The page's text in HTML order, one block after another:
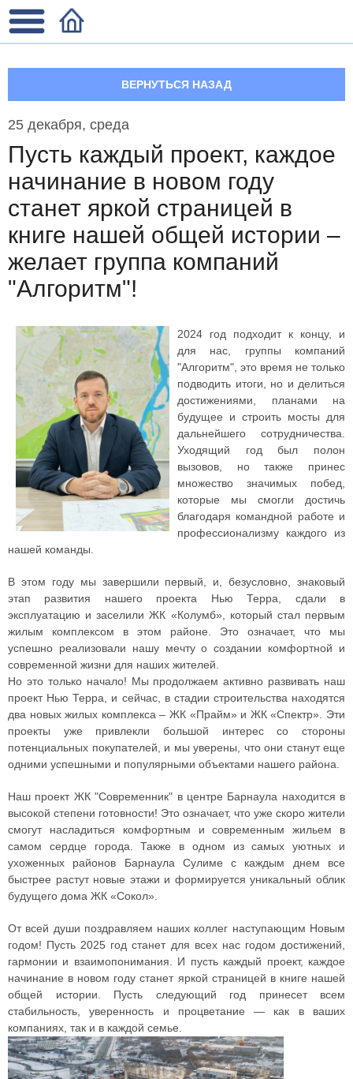
ВЕРНУТЬСЯ НАЗАД
25 декабря, среда
Пусть каждый проект, каждое
начинание в новом году
станет яркой страницей в
книге нашей общей истории –
желает группа компаний
"Алгоритм"!
2024 год подходит к концу, и
для нас, группы компаний
"Алгоритм", это время не только
подводить итоги, но и делиться
достижениями, планами на
будущее и строить мосты для
дальнейшего сотрудничества.
Уходящий год был полон
вызовов, но также принес
множество значимых побед,
которые мы смогли достичь
благодаря командной работе и
профессионализму каждого из
нашей команды.
В этом году мы завершили первый, и, безусловно, знаковый
этап развития нашего проекта Нью Терра, сдали в
эксплуатацию и заселили ЖК «Колумб», который стал первым
жилым комплексом в этом районе. Это означает, что мы
успешно реализовали нашу мечту о создании комфортной и
современной жизни для наших жителей.
Но это только начало! Мы продолжаем активно развивать наш
проект Нью Терра, и сейчас, в стадии строительства находятся
два новых жилых комплекса – ЖК «Прайм» и ЖК «Спектр». Эти
проекты уже привлекли большой интерес со стороны
потенциальных покупателей, и мы уверены, что они станут еще
одними успешными и популярными объектами нашего района.
Наш проект ЖК "Современник" в центре Барнаула находится в
высокой степени готовности! Это означает, что уже скоро жители
смогут насладиться комфортным и современным жильем в
самом сердце города. Также в одном из самых уютных и
ухоженных районов Барнаула Сулиме с каждым днем все
быстрее растут новые этажи и формируется уникальный облик
будущего дома ЖК «Сокол».
От всей души поздравляем наших коллег наступающим Новым
годом! Пусть 2025 год станет для всех нас годом достижений,
гармонии и взаимопонимания. И пусть каждый проект, каждое
начинание в новом году станет яркой страницей в книге нашей
общей истории. Пусть следующий год принесет всем
стабильность, уверенность и процветание — как в ваших
компаниях, так и в каждой семье.